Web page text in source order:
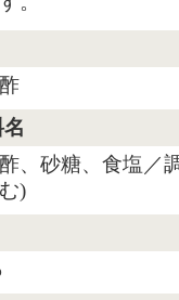
、砂糖、食塩／
)